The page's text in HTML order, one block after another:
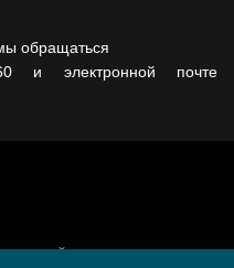
обращаться
и электронной почте